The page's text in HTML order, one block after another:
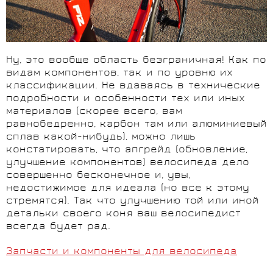
Ну, это вообще область безграничная! Как по
видам компонентов, так и по уровню их
классификации. Не вдаваясь в технические
подробности и особенности тех или иных
материалов (скорее всего, вам
равнобедренно, карбон там или алюминиевый
сплав какой-нибудь), можно лишь
констатировать, что апгрейд (обновление,
улучшение компонентов) велосипеда дело
совершенно бесконечное и, увы,
недостижимое для идеала (но все к этому
стремятся). Так что улучшению той или иной
детальки своего коня ваш велосипедист
всегда будет рад.
Запчасти и компоненты для велосипеда